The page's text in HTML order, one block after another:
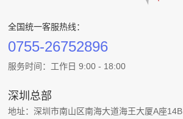
全国统一客服热线：
0755-26752896
服务时间：工作日 9:00 - 18:00
深圳总部
地址：深圳市南山区南海大道海王大厦A座14B